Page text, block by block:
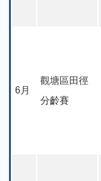
6月
觀塘區田徑
分齡賽